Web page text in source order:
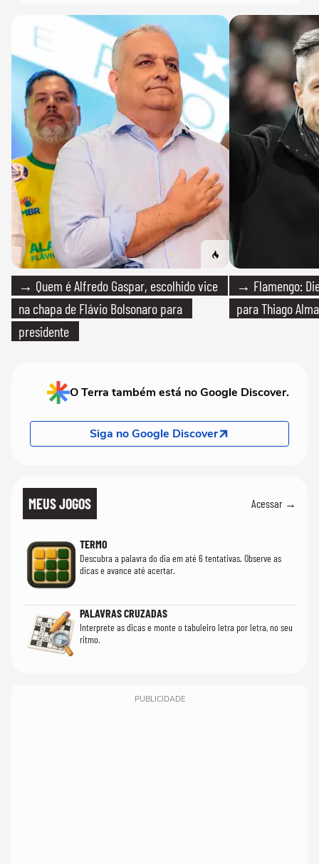
→ Quem é Alfredo Gaspar, escolhido vice
na chapa de Flávio Bolsonaro para
presidente
→ Flamengo:
para Thiago
O Terra também está no Google Discover.
Siga no Google Discover
MEUS JOGOS Acessar →
TERMO
Descubra a palavra do dia em até 6 tentativas. Observe as
dicas e avance até acertar.
PALAVRAS CRUZADAS
Interprete as dicas e monte o tabuleiro letra por letra, no seu
ritmo.
PUBLICIDADE